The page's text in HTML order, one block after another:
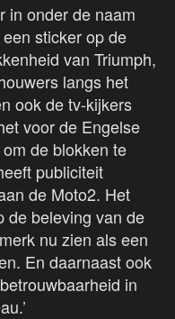
in onder de naam
sticker op de
van Triumph,
langs het
ook de tv-kijkers
voor de Engelse
de blokken te
publiciteit
de Moto2. Het
de beleving van de
nu zien als een
En daarnaast ook
in